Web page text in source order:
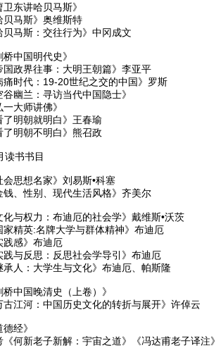
卫东讲哈贝马斯》
贝马斯》奥维斯特
贝马斯：交往行为》中冈成文
桥中国明代史》
国政界往事：大明王朝篇》李亚平
痛时代：19-20世纪之交的中国》罗斯
谷幽兰：寻访当代中国隐士》
一大师讲佛》
了明朝就明白》王春瑜
了明朝不明白》熊召政
读书书目
会思想名家》刘易斯•科塞
钱、性别、现代生活风格》齐美尔
化与权力：布迪厄的社会学》戴维斯•沃茨
家精英:名牌大学与群体精神》布迪厄
践感》布迪厄
践与反思：反思社会学导引》布迪厄
承人：大学生与文化》布迪厄、帕斯隆
桥中国晚清史（上卷）》
古江河：中国历史文化的转折与展开》许倬云
德经》
《何新老子新解：宇宙之道》《冯达甫老子译注